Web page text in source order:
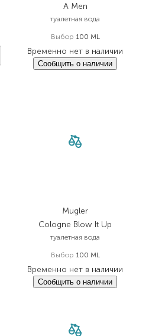
A Men
туалетная вода
Выбор 100 ML
Временно нет в наличии
Сообщить о наличии
Mugler
Cologne Blow It Up
туалетная вода
Выбор 100 ML
Временно нет в наличии
Сообщить о наличии